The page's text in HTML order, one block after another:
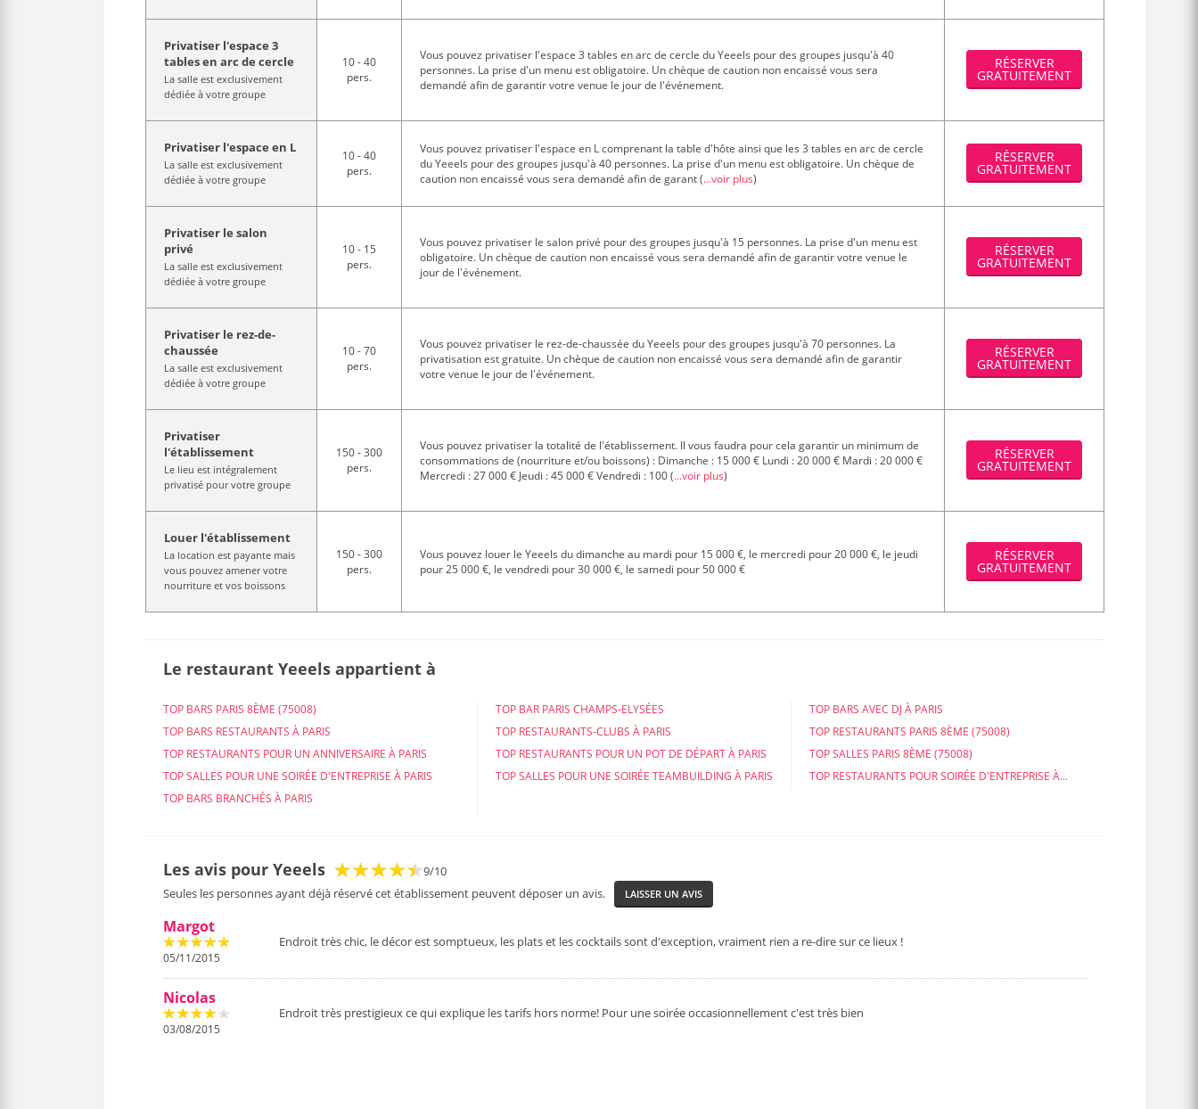
Privatiser l'espace 3
tables en arc de cercle
La salle est exclusivement
dédiée à votre groupe
10 - 40
pers.
Vous pouvez privatiser l'espace 3 tables en arc de cercle du Yeeels pour des groupes jusqu'à 40
personnes. La prise d'un menu est obligatoire. Un chèque de caution non encaissé vous sera
demandé afin de garantir votre venue le jour de l'événement.
RÉSERVER
GRATUITEMENT
Privatiser l'espace en L
La salle est exclusivement
dédiée à votre groupe
10 - 40
pers.
Vous pouvez privatiser l'espace en L comprenant la table d'hôte ainsi que les 3 tables en arc de cercle
du Yeeels pour des groupes jusqu'à 40 personnes. La prise d'un menu est obligatoire. Un chèque de
caution non encaissé vous sera demandé afin de garant(...voir plus)
RÉSERVER
GRATUITEMENT
Privatiser le salon
privé
La salle est exclusivement
dédiée à votre groupe
10 - 15
pers.
Vous pouvez privatiser le salon privé pour des groupes jusqu'à 15 personnes. La prise d'un menu est
obligatoire. Un chèque de caution non encaissé vous sera demandé afin de garantir votre venue le
jour de l'événement.
RÉSERVER
GRATUITEMENT
Privatiser le rez-de-
chaussée
La salle est exclusivement
dédiée à votre groupe
10 - 70
pers.
Vous pouvez privatiser le rez-de-chaussée du Yeeels pour des groupes jusqu'à 70 personnes. La
privatisation est gratuite. Un chèque de caution non encaissé vous sera demandé afin de garantir
votre venue le jour de l'événement.
RÉSERVER
GRATUITEMENT
Privatiser
l'établissement
Le lieu est intégralement
privatisé pour votre groupe
150 - 300
pers.
Vous pouvez privatiser la totalité de l'établissement. Il vous faudra pour cela garantir un minimum de
consommations de (nourriture et/ou boissons) : Dimanche : 15 000 € Lundi : 20 000 € Mardi : 20 000 €
Mercredi : 27 000 € Jeudi : 45 000 € Vendredi : 100(...voir plus)
RÉSERVER
GRATUITEMENT
Louer l'établissement
La location est payante mais
vous pouvez amener votre
nourriture et vos boissons
150 - 300
pers.
Vous pouvez louer le Yeeels du dimanche au mardi pour 15 000 €, le mercredi pour 20 000 €, le jeudi
pour 25 000 €, le vendredi pour 30 000 €, le samedi pour 50 000 €
RÉSERVER
GRATUITEMENT
Le restaurant Yeeels appartient à
TOP BARS PARIS 8ÈME (75008) TOP BAR PARIS CHAMPS-ELYSÉES
TOP BARS AVEC DJ À PARIS
TOP BARS RESTAURANTS À PARIS
TOP RESTAURANTS-CLUBS À PARIS
TOP RESTAURANTS PARIS 8ÈME (75008)
TOP RESTAURANTS POUR UN ANNIVERSAIRE À PARIS
TOP RESTAURANTS POUR UN POT DE DÉPART À PARIS
TOP SALLES PARIS 8ÈME (75008)
TOP SALLES POUR UNE SOIRÉE D'ENTREPRISE À PARIS
TOP SALLES POUR UNE SOIRÉE TEAMBUILDING À PARIS
TOP RESTAURANTS POUR SOIRÉE D'ENTREPRISE À...
TOP BARS BRANCHÉS À PARIS
Les avis pour Yeeels
9/10
Seules les personnes ayant déjà réservé cet établissement peuvent déposer un avis.
LAISSER UN AVIS
Margot
05/11/2015
Endroit très chic, le décor est somptueux, les plats et les cocktails sont d'exception, vraiment rien a re-dire sur ce lieux !
Nicolas
03/08/2015
Endroit très prestigieux ce qui explique les tarifs hors norme! Pour une soirée occasionnellement c'est très bien